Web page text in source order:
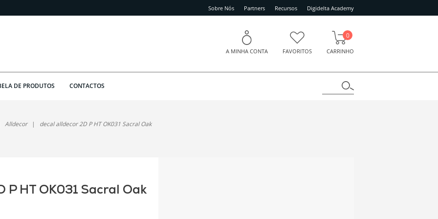
Sobre Nós Partners Recursos Digidelta Academy
A MINHA CONTA FAVORITOS CARRINHO
0
DE PRODUTOS CONTACTOS
Alldecor decal alldecor 2D P HT OK031 Sacral Oak
P HT OK031 Sacral Oak